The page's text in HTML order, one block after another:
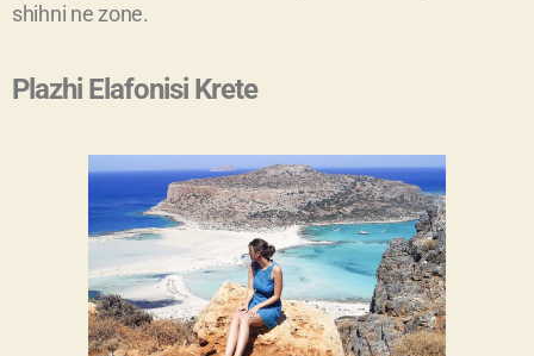
shihni ne zone.
Plazhi Elafonisi Krete